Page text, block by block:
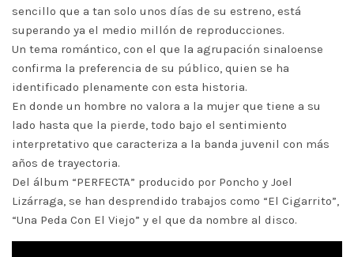
sencillo que a tan solo unos días de su estreno, está
superando ya el medio millón de reproducciones.
Un tema romántico, con el que la agrupación sinaloense
confirma la preferencia de su público, quien se ha
identificado plenamente con esta historia.
En donde un hombre no valora a la mujer que tiene a su
lado hasta que la pierde, todo bajo el sentimiento
interpretativo que caracteriza a la banda juvenil con más
años de trayectoria.
Del álbum “PERFECTA” producido por Poncho y Joel
Lizárraga, se han desprendido trabajos como “El Cigarrito”,
“Una Peda Con El Viejo” y el que da nombre al disco.